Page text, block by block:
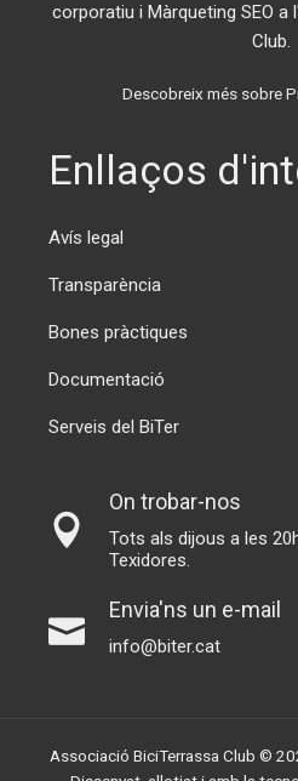
corporatiu i Màrqueting SEO
Club.
Descobreix més sobre
Enllaços
Avís legal
Transparència
Bones pràctiques
Documentació
Serveis del BiTer
On trobar-nos
Tots als dijous a les
Texidores.
Envia'ns un e-mail
info@biter.cat
Associació BiciTerrassa Club ©